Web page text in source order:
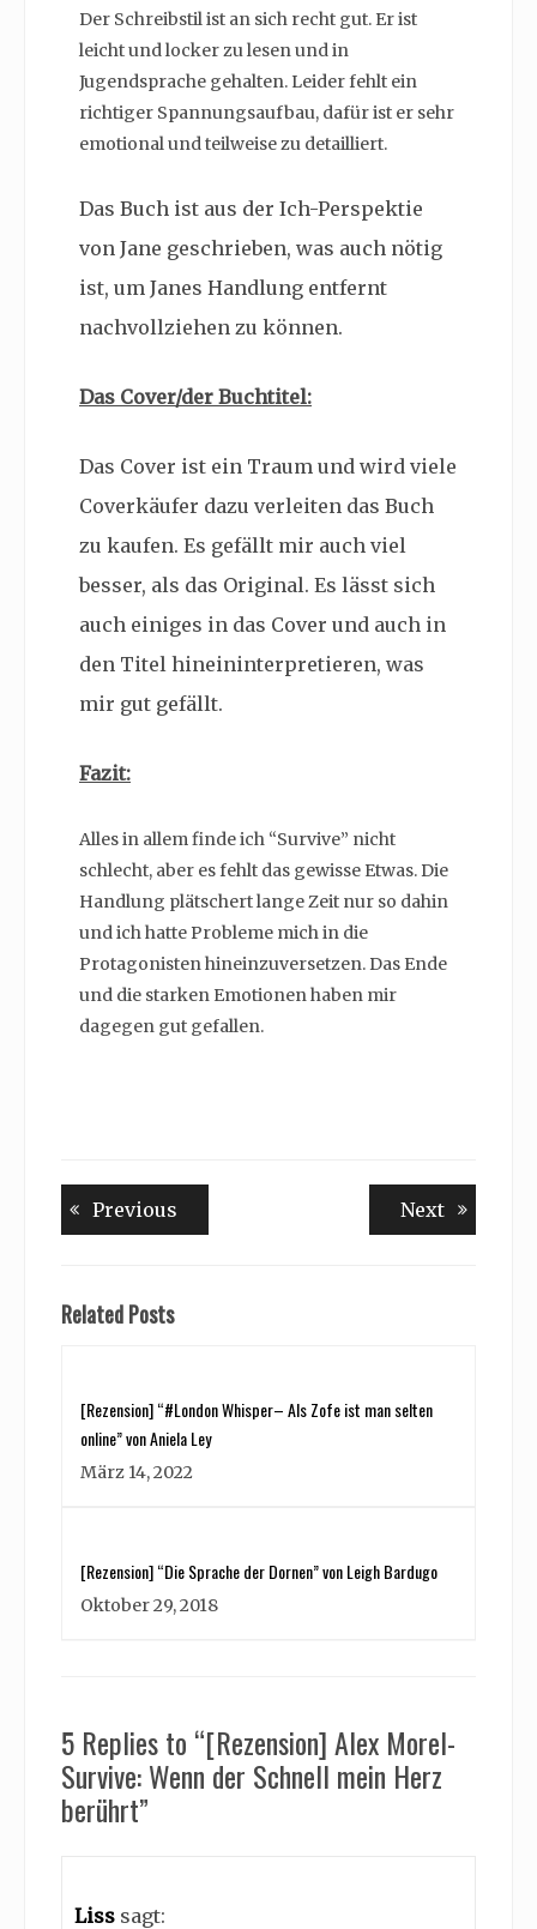
Der Schreibstil ist an sich recht gut. Er ist
leicht und locker zu lesen und in
Jugendsprache gehalten. Leider fehlt ein
richtiger Spannungsaufbau, dafür ist er sehr
emotional und teilweise zu detailliert.
Das Buch ist aus der Ich-Perspektie
von Jane geschrieben, was auch nötig
ist, um Janes Handlung entfernt
nachvollziehen zu können.
Das Cover/der Buchtitel:
Das Cover ist ein Traum und wird viele
Coverkäufer dazu verleiten das Buch
zu kaufen. Es gefällt mir auch viel
besser, als das Original. Es lässt sich
auch einiges in das Cover und auch in
den Titel hineininterpretieren, was
mir gut gefällt.
Fazit:
Alles in allem finde ich “Survive” nicht
schlecht, aber es fehlt das gewisse Etwas. Die
Handlung plätschert lange Zeit nur so dahin
und ich hatte Probleme mich in die
Protagonisten hineinzuversetzen. Das Ende
und die starken Emotionen haben mir
dagegen gut gefallen.
Beitragsnavigation
Previous NextNext
Related Posts
[Rezension] “#London Whisper– Als Zofe ist man selten
online” von Aniela Ley
März 14, 2022
[Rezension] “Die Sprache der Dornen” von Leigh Bardugo
Oktober 29, 2018
5 Replies to “[Rezension] Alex Morel-
Survive: Wenn der Schnell mein Herz
berührt”
Liss sagt: